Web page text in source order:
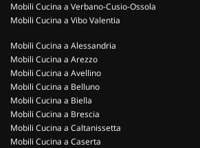
Mobili Cucina a Verbano-Cusio-Ossola
Mobili Cucina a Vibo Valentia
Mobili Cucina a Alessandria
Mobili Cucina a Arezzo
Mobili Cucina a Avellino
Mobili Cucina a Belluno
Mobili Cucina a Biella
Mobili Cucina a Brescia
Mobili Cucina a Caltanissetta
Mobili Cucina a Caserta